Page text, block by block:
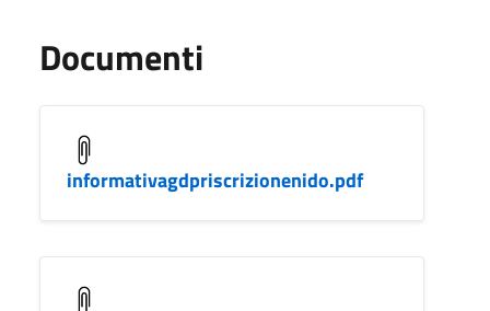
Documenti
informativagdpriscrizionenido.pdf